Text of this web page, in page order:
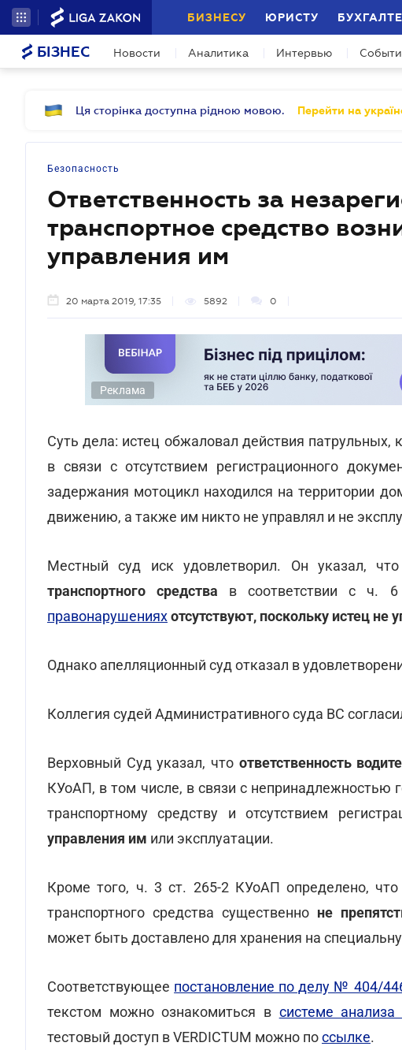
БИЗНЕСУ ЮРИСТУ
БІЗНЕС Новости Аналитика Интервью
Ця сторінка доступна рідною мовою. Перейти на
Безопасность
Ответственность за
транспортное средство
управления им
20 марта 2019, 17:35 5892 0
Реклама
Суть дела: истец обжаловал действия
в связи с отсутствием регистрационного
задержания мотоцикл находился на территории
движению, а также им никто не управлял и не
Местный суд иск удовлетворил. Он указал, что
транспортного средства в соответствии с ч.
правонарушенияхотсутствуют, поскольку истец не
Однако апелляционный суд отказал в
Коллегия судей Административного суда ВС
Верховный Суд указал, что ответственность
КУоАП, в том числе, в связи с непринадлежностью
транспортному средству и отсутствием
управления им или эксплуатации.
Кроме того, ч. 3 ст. 265-2 КУоАП определено,
транспортного средства существенно не
может быть доставлено для хранения на
Соответствующее постановление по делу № 404/
текстом можно ознакомиться в системе
тестовый доступ в VERDICTUM можно поссылке.